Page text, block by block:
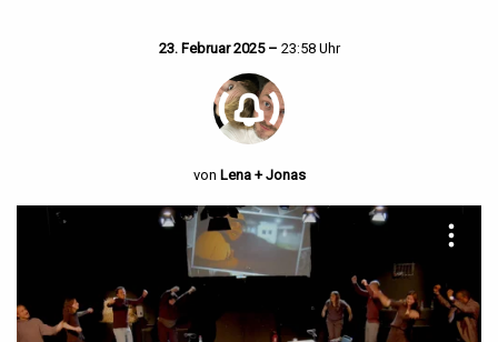
23. Februar 2025 – 23:58 Uhr
von Lena + Jonas